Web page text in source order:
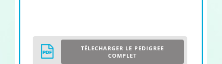
TÉLECHARGER LE PEDIGREE
COMPLET